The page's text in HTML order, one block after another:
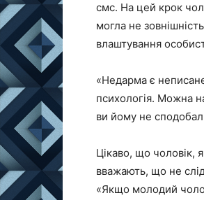
смс. На цей крок
могла не
влаштування
«Недарма є
психологія. Можна
ви йому не
Цікаво, що чоловік,
вважають, що не
«Якщо молодий